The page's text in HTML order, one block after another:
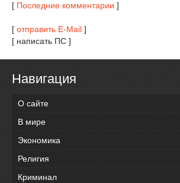
[ Последние комментарии ]
[ отправить E-Mail ]
[ написать ПС ]
Навигация
О сайте
В мире
Экономика
Религия
Криминал